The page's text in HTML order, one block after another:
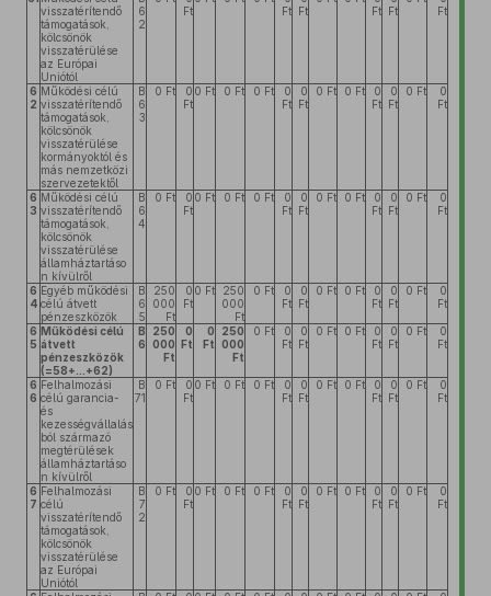
visszatérítendő
támogatások,
kölcsönök
visszatérülése
az Európai
Uniótól
6
2
Ft
Ft Ft
Ft Ft
Ft
6
2
Működési célú
visszatérítendő
támogatások,
kölcsönök
visszatérülése
kormányoktól és
más nemzetközi
szervezetektől
B
6
3
0 Ft
0
Ft
0 Ft 0 Ft 0 Ft
0
Ft
0
Ft
0 Ft 0 Ft
0
Ft
0
Ft
0 Ft
0
Ft
6
3
Működési célú
visszatérítendő
támogatások,
kölcsönök
visszatérülése
államháztartáso
n kívülről
B
6
4
0 Ft
0
Ft
0 Ft 0 Ft 0 Ft
0
Ft
0
Ft
0 Ft 0 Ft
0
Ft
0
Ft
0 Ft
0
Ft
6
4
Egyéb működési
célú átvett
pénzeszközök
B
6
5
250
000
Ft
0
Ft
0 Ft
250
000
Ft
0 Ft
0
Ft
0
Ft
0 Ft 0 Ft
0
Ft
0
Ft
0 Ft
0
Ft
6
5
Működési célú
átvett
pénzeszközök
(=58+...+62)
B
6
250
000
Ft
0
Ft
0
Ft
250
000
Ft
0 Ft
0
Ft
0
Ft
0 Ft 0 Ft
0
Ft
0
Ft
0 Ft
0
Ft
6
6
Felhalmozási
célú garancia-
és
kezességvállalás
ból származó
megtérülések
államháztartáso
n kívülről
B
71
0 Ft
0
Ft
0 Ft 0 Ft 0 Ft
0
Ft
0
Ft
0 Ft 0 Ft
0
Ft
0
Ft
0 Ft
0
Ft
6
7
Felhalmozási
célú
visszatérítendő
támogatások,
kölcsönök
visszatérülése
az Európai
Uniótól
B
7
2
0 Ft
0
Ft
0 Ft 0 Ft 0 Ft
0
Ft
0
Ft
0 Ft 0 Ft
0
Ft
0
Ft
0 Ft
0
Ft